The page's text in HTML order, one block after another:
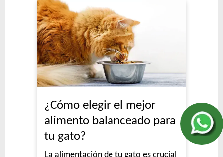
¿Cómo elegir el mejor
alimento balanceado para
tu gato?
La alimentación de tu gato es crucial